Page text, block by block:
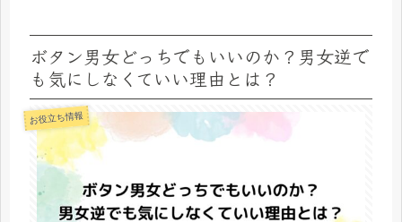
ボタン男女どっちでもいいのか？男女逆で
も気にしなくていい理由とは？
お役立ち情報